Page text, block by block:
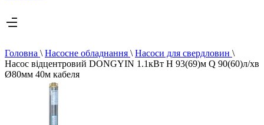
Головна \ Насосне обладнання \ Насоси для свердловин \
Насос вiдцентровий DONGYIN 1.1кВт H 93(69)м Q 90(60)л/хв
Ø80мм 40м кабеля